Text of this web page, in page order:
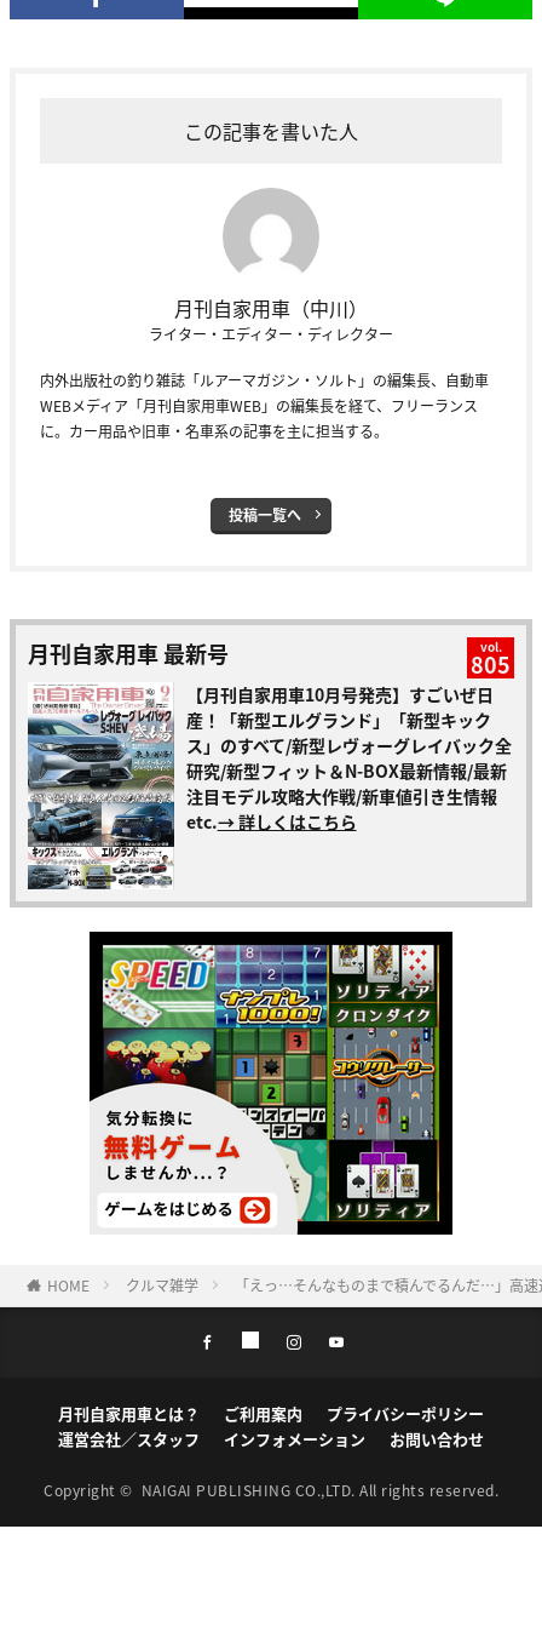
この記事を書いた人
月刊自家用車（中川）
ライター・エディター・ディレクター
内外出版社の釣り雑誌「ルアーマガジン・ソルト」の編集長、自動車
WEBメディア「月刊自家用車WEB」の編集長を経て、フリーランス
に。カー用品や旧車・名車系の記事を主に担当する。
投稿一覧へ
月刊自家用車 最新号 vol.
805
【月刊自家用車10月号発売】すごいぜ日
産！「新型エルグランド」「新型キック
ス」のすべて/新型レヴォーグレイバック全
研究/新型フィット＆N-BOX最新情報/最新
注目モデル攻略大作戦/新車値引き生情報
etc.→ 詳しくはこちら
HOME クルマ雑学 「えっ…そんなものまで積んでるんだ…」高
月刊自家用車とは？ ご利用案内
プライバシーポリシー
運営会社／スタッフ
インフォメーション お問い合わせ
Copyright © NAIGAI PUBLISHING CO.,LTD. All rights reserved.